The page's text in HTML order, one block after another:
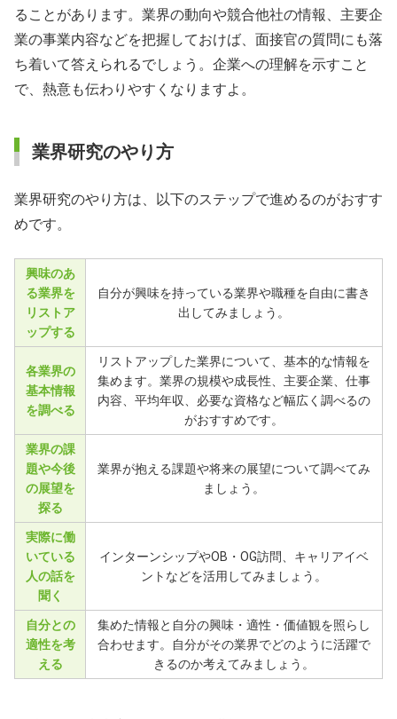
ることがあります。業界の動向や競合他社の情報、主要企
業の事業内容などを把握しておけば、面接官の質問にも落
ち着いて答えられるでしょう。企業への理解を示すこと
で、熱意も伝わりやすくなりますよ。
業界研究のやり方
業界研究のやり方は、以下のステップで進めるのがおすす
めです。
興味のあ
る業界を
リストア
ップする
自分が興味を持っている業界や職種を自由に書き
出してみましょう。
各業界の
基本情報
を調べる
リストアップした業界について、基本的な情報を
集めます。業界の規模や成長性、主要企業、仕事
内容、平均年収、必要な資格など幅広く調べるの
がおすすめです。
業界の課
題や今後
の展望を
探る
業界が抱える課題や将来の展望について調べてみ
ましょう。
実際に働
いている
人の話を
聞く
インターンシップやOB・OG訪問、キャリアイベ
ントなどを活用してみましょう。
自分との
適性を考
える
集めた情報と自分の興味・適性・価値観を照らし
合わせます。自分がその業界でどのように活躍で
きるのか考えてみましょう。